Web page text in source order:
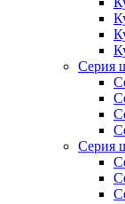
Серия
Серия